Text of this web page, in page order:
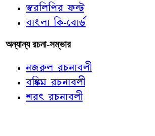
স্বরলিপির ফন্ট
বাংলা কি-বোর্ড
অন্যান্য রচনা-সম্ভার
নজরুল রচনাবলী
বঙ্কিম রচনাবলী
শরৎ রচনাবলী